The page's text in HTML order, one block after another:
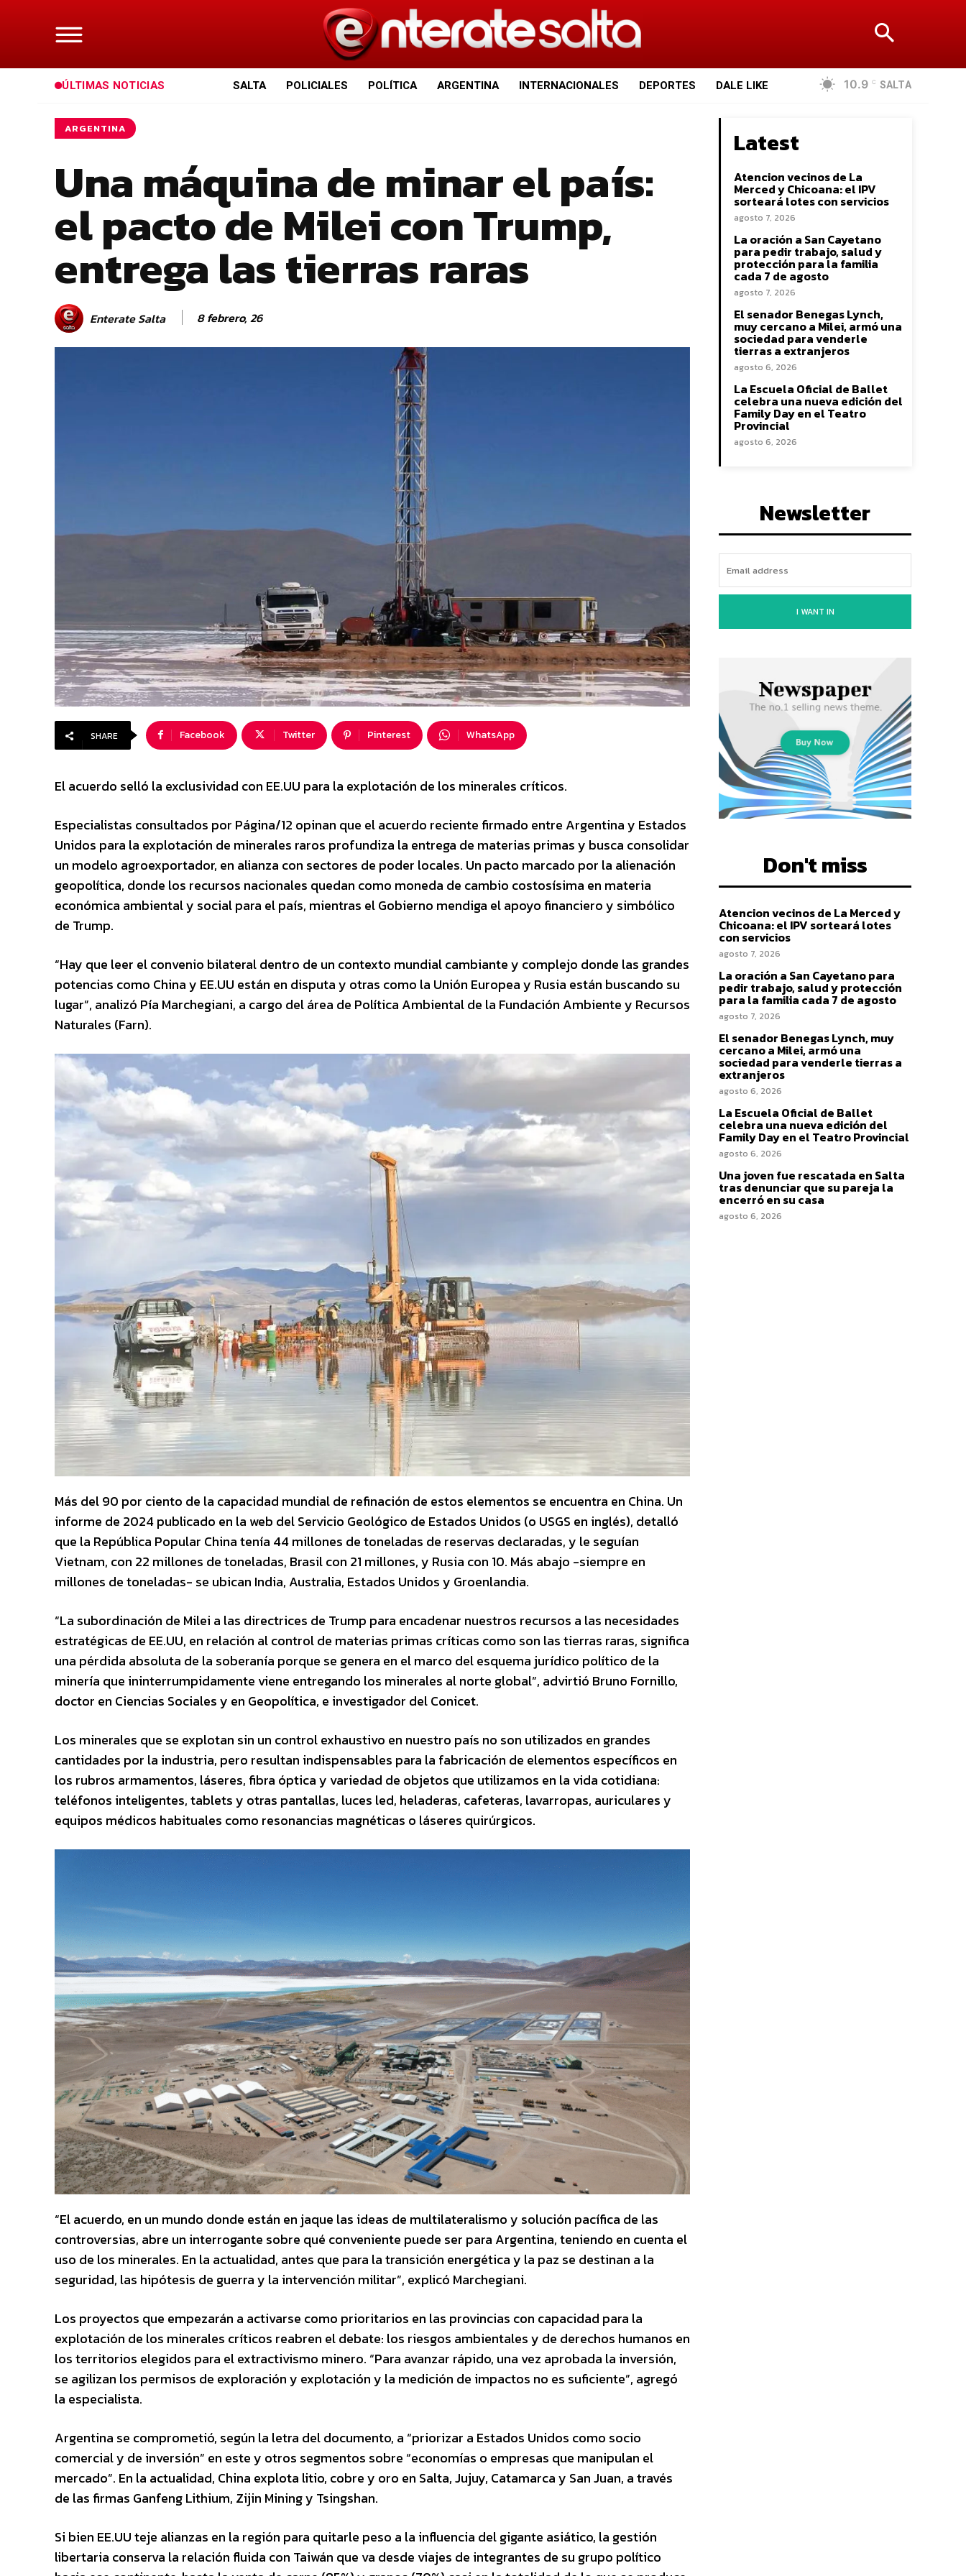
ÚLTIMAS NOTICIAS SALTA POLICIALES POLÍTICA ARGENTINA INTERNACIONALES DEPORTES DALE LIKE 10.9 C SALTA
ARGENTINA
Una máquina de minar el país:
el pacto de Milei con Trump,
entrega las tierras raras
Enterate Salta 8 febrero, 26
SHARE Facebook Twitter Pinterest WhatsApp
El acuerdo selló la exclusividad con EE.UU para la explotación de los minerales críticos.
Especialistas consultados por Página/12 opinan que el acuerdo reciente firmado entre Argentina y Estados
Unidos para la explotación de minerales raros profundiza la entrega de materias primas y busca consolidar
un modelo agroexportador, en alianza con sectores de poder locales. Un pacto marcado por la alienación
geopolítica, donde los recursos nacionales quedan como moneda de cambio costosísima en materia
económica ambiental y social para el país, mientras el Gobierno mendiga el apoyo financiero y simbólico
de Trump.
“Hay que leer el convenio bilateral dentro de un contexto mundial cambiante y complejo donde las grandes
potencias como China y EE.UU están en disputa y otras como la Unión Europea y Rusia están buscando su
lugar”, analizó Pía Marchegiani, a cargo del área de Política Ambiental de la Fundación Ambiente y Recursos
Naturales (Farn).
Más del 90 por ciento de la capacidad mundial de refinación de estos elementos se encuentra en China. Un
informe de 2024 publicado en la web del Servicio Geológico de Estados Unidos (o USGS en inglés), detalló
que la República Popular China tenía 44 millones de toneladas de reservas declaradas, y le seguían
Vietnam, con 22 millones de toneladas, Brasil con 21 millones, y Rusia con 10. Más abajo -siempre en
millones de toneladas- se ubican India, Australia, Estados Unidos y Groenlandia.
“La subordinación de Milei a las directrices de Trump para encadenar nuestros recursos a las necesidades
estratégicas de EE.UU, en relación al control de materias primas críticas como son las tierras raras, significa
una pérdida absoluta de la soberanía porque se genera en el marco del esquema jurídico político de la
minería que ininterrumpidamente viene entregando los minerales al norte global”, advirtió Bruno Fornillo,
doctor en Ciencias Sociales y en Geopolítica, e investigador del Conicet.
Los minerales que se explotan sin un control exhaustivo en nuestro país no son utilizados en grandes
cantidades por la industria, pero resultan indispensables para la fabricación de elementos específicos en
los rubros armamentos, láseres, fibra óptica y variedad de objetos que utilizamos en la vida cotidiana:
teléfonos inteligentes, tablets y otras pantallas, luces led, heladeras, cafeteras, lavarropas, auriculares y
equipos médicos habituales como resonancias magnéticas o láseres quirúrgicos.
“El acuerdo, en un mundo donde están en jaque las ideas de multilateralismo y solución pacífica de las
controversias, abre un interrogante sobre qué conveniente puede ser para Argentina, teniendo en cuenta el
uso de los minerales. En la actualidad, antes que para la transición energética y la paz se destinan a la
seguridad, las hipótesis de guerra y la intervención militar”, explicó Marchegiani.
Los proyectos que empezarán a activarse como prioritarios en las provincias con capacidad para la
explotación de los minerales críticos reabren el debate: los riesgos ambientales y de derechos humanos en
los territorios elegidos para el extractivismo minero. “Para avanzar rápido, una vez aprobada la inversión,
se agilizan los permisos de exploración y explotación y la medición de impactos no es suficiente”, agregó
la especialista.
Argentina se comprometió, según la letra del documento, a “priorizar a Estados Unidos como socio
comercial y de inversión” en este y otros segmentos sobre “economías o empresas que manipulan el
mercado”. En la actualidad, China explota litio, cobre y oro en Salta, Jujuy, Catamarca y San Juan, a través
de las firmas Ganfeng Lithium, Zijin Mining y Tsingshan.
Si bien EE.UU teje alianzas en la región para quitarle peso a la influencia del gigante asiático, la gestión
libertaria conserva la relación fluida con Taiwán que va desde viajes de integrantes de su grupo político
Latest
Atencion vecinos de La
Merced y Chicoana: el IPV
sorteará lotes con servicios
agosto 7, 2026
La oración a San Cayetano
para pedir trabajo, salud y
protección para la familia
cada 7 de agosto
agosto 7, 2026
El senador Benegas Lynch,
muy cercano a Milei, armó una
sociedad para venderle
tierras a extranjeros
agosto 6, 2026
La Escuela Oficial de Ballet
celebra una nueva edición del
Family Day en el Teatro
Provincial
agosto 6, 2026
Newsletter
I WANT IN
Don't miss
Atencion vecinos de La Merced y
Chicoana: el IPV sorteará lotes
con servicios
agosto 7, 2026
La oración a San Cayetano para
pedir trabajo, salud y protección
para la familia cada 7 de agosto
agosto 7, 2026
El senador Benegas Lynch, muy
cercano a Milei, armó una
sociedad para venderle tierras a
extranjeros
agosto 6, 2026
La Escuela Oficial de Ballet
celebra una nueva edición del
Family Day en el Teatro Provincial
agosto 6, 2026
Una joven fue rescatada en Salta
tras denunciar que su pareja la
encerró en su casa
agosto 6, 2026